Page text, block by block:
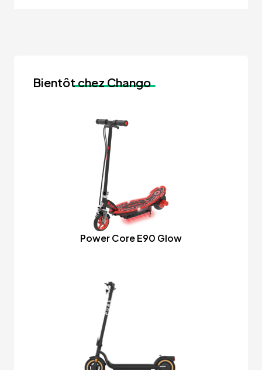
Bientôtchez Chango
Power Core E90 Glow